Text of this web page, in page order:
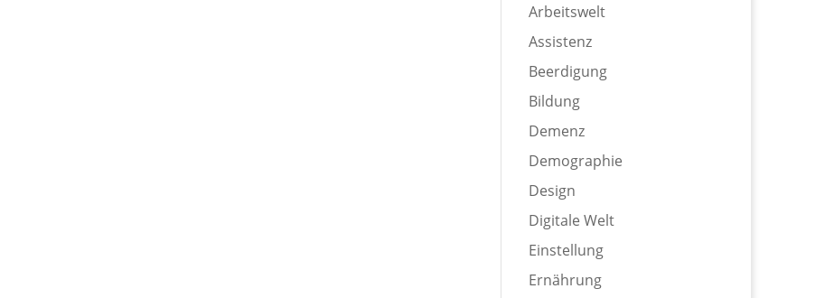
Arbeitswelt
Assistenz
Beerdigung
Bildung
Demenz
Demographie
Design
Digitale Welt
Einstellung
Ernährung